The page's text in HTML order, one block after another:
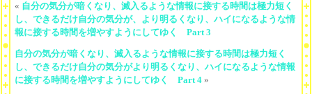
« 自分の気分が暗くなり、滅入るような情報に接する時間は極力短く
し、できるだけ自分の気分が、より明るくなり、ハイになるような情
報に接する時間を増やすようにしてゆく Part 3
自分の気分が暗くなり、滅入るような情報に接する時間は極力短く
し、できるだけ自分の気分がより明るくなり、ハイになるような情報
に接する時間を増やすようにしてゆく Part 4 »